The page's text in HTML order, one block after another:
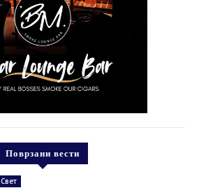
Поврзани вести
Свет